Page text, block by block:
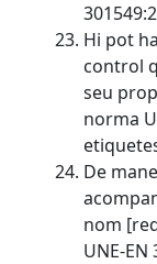
Hi pot
control
seu
norma
De
nom
UNE-